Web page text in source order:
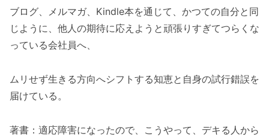
ブログ、メルマガ、Kindle本を通じて、かつての自分と同
じように、他人の期待に応えようと頑張りすぎてつらくな
っている会社員へ、
ムリせず生きる方向へシフトする知恵と自身の試行錯誤を
届けている。
著書：適応障害になったので、こうやって、デキる人から